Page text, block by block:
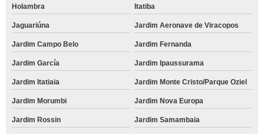
Holambra Itatiba
Jaguariúna Jardim Aeronave de Viracopos
Jardim Campo Belo Jardim Fernanda
Jardim García Jardim Ipaussurama
Jardim Itatiaia Jardim Monte Cristo/Parque Oziel
Jardim Morumbi Jardim Nova Europa
Jardim Rossin Jardim Samambaia